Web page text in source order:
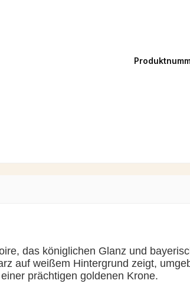
das königlichen Glanz und
auf weißem Hintergrund zeigt,
prächtigen goldenen Krone.